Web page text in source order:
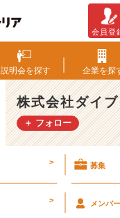
式
会
社
ダ
イ
ブ
プ
会員登
説明会を探す 企業を探
株式会社ダイ
＋ フォロー
> 募集
> メンバー